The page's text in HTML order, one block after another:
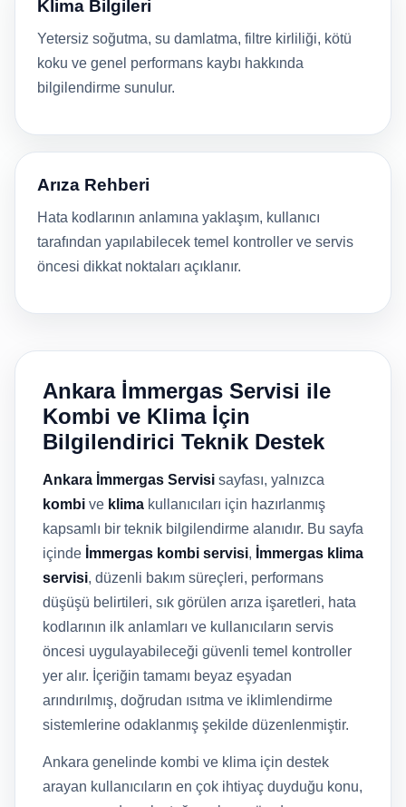
Klima Bilgileri
Yetersiz soğutma, su damlatma, filtre kirliliği, kötü
koku ve genel performans kaybı hakkında
bilgilendirme sunulur.
Arıza Rehberi
Hata kodlarının anlamına yaklaşım, kullanıcı
tarafından yapılabilecek temel kontroller ve servis
öncesi dikkat noktaları açıklanır.
Ankara İmmergas Servisi ile
Kombi ve Klima İçin
Bilgilendirici Teknik Destek
Ankara İmmergas Servisi sayfası, yalnızca
kombi ve klima kullanıcıları için hazırlanmış
kapsamlı bir teknik bilgilendirme alanıdır. Bu sayfa
içinde İmmergas kombi servisi, İmmergas klima
servisi, düzenli bakım süreçleri, performans
düşüşü belirtileri, sık görülen arıza işaretleri, hata
kodlarının ilk anlamları ve kullanıcıların servis
öncesi uygulayabileceği güvenli temel kontroller
yer alır. İçeriğin tamamı beyaz eşyadan
arındırılmış, doğrudan ısıtma ve iklimlendirme
sistemlerine odaklanmış şekilde düzenlenmiştir.
Ankara genelinde kombi ve klima için destek
arayan kullanıcıların en çok ihtiyaç duyduğu konu,